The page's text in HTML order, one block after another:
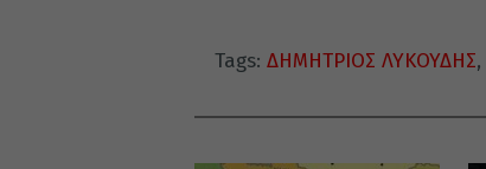
Tags: ΔΗΜΗΤΡΙΟΣ ΛΥΚΟΥΔΗΣ,